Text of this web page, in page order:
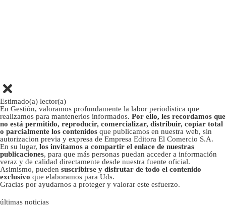
Estimado(a) lector(a)
En Gestión, valoramos profundamente la labor periodística que
realizamos para mantenerlos informados. Por ello, les recordamos que
no está permitido, reproducir, comercializar, distribuir, copiar total
o parcialmente los contenidos que publicamos en nuestra web, sin
autorizacion previa y expresa de Empresa Editora El Comercio S.A.
En su lugar, los invitamos a compartir el enlace de nuestras
publicaciones, para que más personas puedan acceder a información
veraz y de calidad directamente desde nuestra fuente oficial.
Asimismo, pueden suscribirse y disfrutar de todo el contenido
exclusivo que elaboramos para Uds.
Gracias por ayudarnos a proteger y valorar este esfuerzo.
últimas noticias